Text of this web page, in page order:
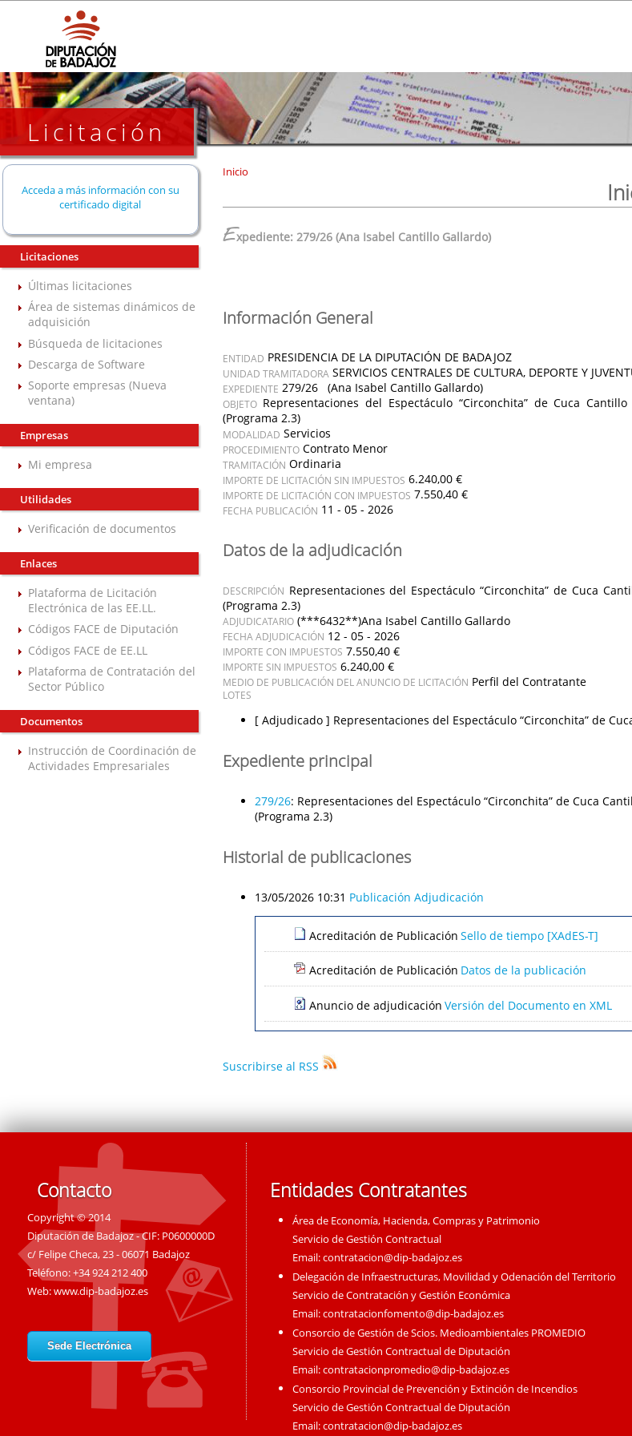
Licitación
Acceda a más información con su
certificado digital
Licitaciones
Últimas licitaciones
Área de sistemas dinámicos de
adquisición
Búsqueda de licitaciones
Descarga de Software
Soporte empresas (Nueva
ventana)
Empresas
Mi empresa
Utilidades
Verificación de documentos
Enlaces
Plataforma de Licitación
Electrónica de las EE.LL.
Códigos FACE de Diputación
Códigos FACE de EE.LL
Plataforma de Contratación del
Sector Público
Documentos
Instrucción de Coordinación de
Actividades Empresariales
Inicio
Expediente: 279/26 (Ana Isabel Cantillo Gallardo)
Información General
ENTIDAD PRESIDENCIA DE LA DIPUTACIÓN DE BADAJOZ
UNIDAD TRAMITADORA SERVICIOS CENTRALES DE CULTURA, DEPORTE Y
EXPEDIENTE 279/26 (Ana Isabel Cantillo Gallardo)
OBJETO Representaciones del Espectáculo “Circonchita” de Cuca
(Programa 2.3)
MODALIDAD Servicios
PROCEDIMIENTO Contrato Menor
TRAMITACIÓN Ordinaria
IMPORTE DE LICITACIÓN SIN IMPUESTOS 6.240,00 €
IMPORTE DE LICITACIÓN CON IMPUESTOS 7.550,40 €
FECHA PUBLICACIÓN 11 - 05 - 2026
Datos de la adjudicación
DESCRIPCIÓN Representaciones del Espectáculo “Circonchita” de Cuca
(Programa 2.3)
ADJUDICATARIO (***6432**)Ana Isabel Cantillo Gallardo
FECHA ADJUDICACIÓN 12 - 05 - 2026
IMPORTE CON IMPUESTOS 7.550,40 €
IMPORTE SIN IMPUESTOS 6.240,00 €
MEDIO DE PUBLICACIÓN DEL ANUNCIO DE LICITACIÓN Perfil del Contratante
LOTES
[ Adjudicado ] Representaciones del Espectáculo “Circonchita” de
Expediente principal
279/26: Representaciones del Espectáculo “Circonchita” de Cuca
(Programa 2.3)
Historial de publicaciones
13/05/2026 10:31 Publicación Adjudicación
Acreditación de Publicación Sello de tiempo [XAdES-T]
Acreditación de Publicación Datos de la publicación
Anuncio de adjudicación Versión del Documento en XML
Suscribirse al RSS
Contacto
Copyright © 2014
Diputación de Badajoz - CIF: P0600000D
c/ Felipe Checa, 23 - 06071 Badajoz
Teléfono: +34 924 212 400
Web:www.dip-badajoz.es
Sede Electrónica
Entidades Contratantes
Área de Economía, Hacienda, Compras y Patrimonio
Servicio de Gestión Contractual
Email:contratacion@dip-badajoz.es
Delegación de Infraestructuras, Movilidad y Odenación del Territorio
Servicio de Contratación y Gestión Económica
Email:contratacionfomento@dip-badajoz.es
Consorcio de Gestión de Scios. Medioambientales PROMEDIO
Servicio de Gestión Contractual de Diputación
Email:contratacionpromedio@dip-badajoz.es
Consorcio Provincial de Prevención y Extinción de Incendios
Servicio de Gestión Contractual de Diputación
Email:contratacion@dip-badajoz.es